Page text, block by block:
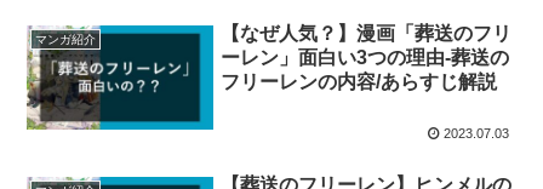
マンガ紹介
【なぜ人気？】漫画「葬送のフリ
ーレン」面白い3つの理由-葬送の
フリーレンの内容/あらすじ解説
2023.07.03
【葬送のフリーレン】ヒンメルの